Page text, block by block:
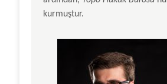
kurmuştur.